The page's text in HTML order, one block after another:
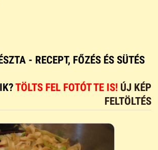
- RECEPT, FŐZÉS ÉS SÜTÉS
TÖLTS FEL FOTÓT TE IS! ÚJ KÉP
FELTÖLTÉS